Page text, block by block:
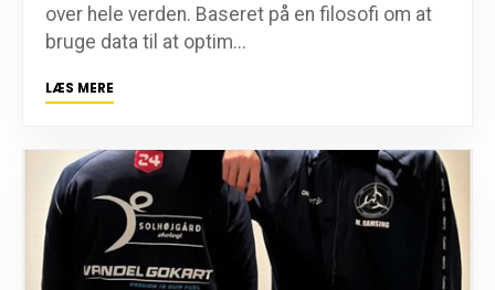
over hele verden. Baseret på en filosofi om at
bruge data til at optim...
LÆS MERE